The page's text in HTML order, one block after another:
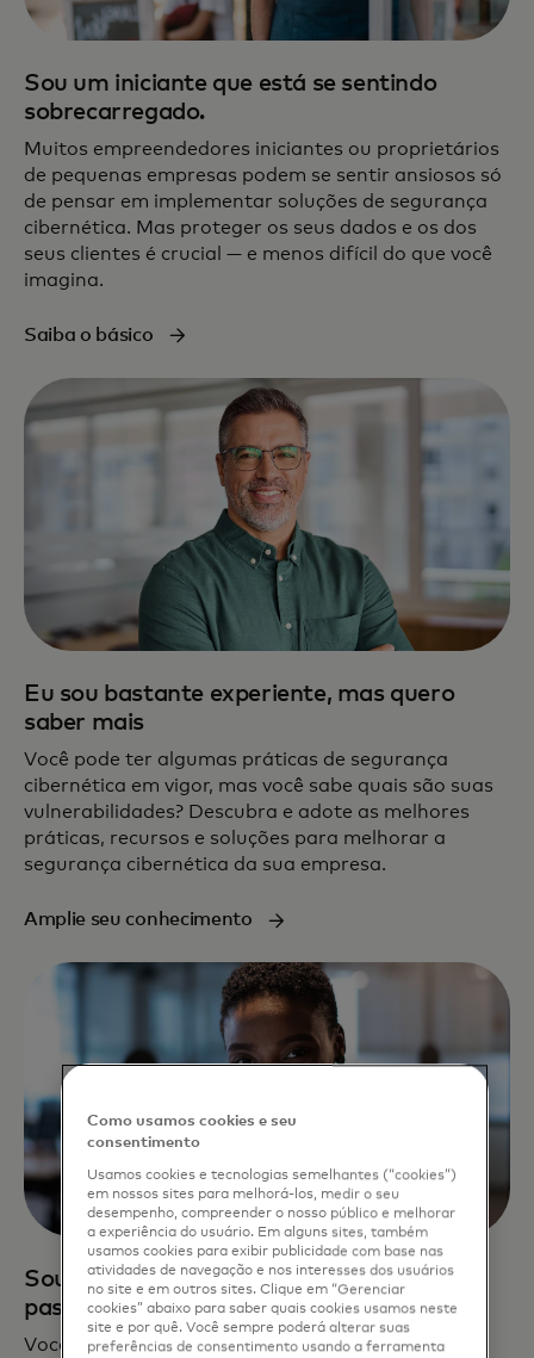
Sou um iniciante que está se sentindo
sobrecarregado.
Muitos empreendedores iniciantes ou proprietários
de pequenas empresas podem se sentir ansiosos só
de pensar em implementar soluções de segurança
cibernética. Mas proteger os seus dados e os dos
seus clientes é crucial — e menos difícil do que você
imagina.
Saiba o básico
Eu sou bastante experiente, mas quero
saber mais
Você pode ter algumas práticas de segurança
cibernética em vigor, mas você sabe quais são suas
vulnerabilidades? Descubra e adote as melhores
práticas, recursos e soluções para melhorar a
segurança cibernética da sua empresa.
Amplie seu conhecimento
Sou um especialista procurando ficar um
passo à frente
Você estabeleceu as melhores práticas de
Como usamos cookies e seu
consentimento
Usamos cookies e tecnologias semelhantes (“cookies”)
em nossos sites para melhorá-los, medir o seu
desempenho, compreender o nosso público e melhorar
a experiência do usuário. Em alguns sites, também
usamos cookies para exibir publicidade com base nas
atividades de navegação e nos interesses dos usuários
no site e em outros sites. Clique em “Gerenciar
cookies” abaixo para saber quais cookies usamos neste
site e por quê. Você sempre poderá alterar suas
preferências de consentimento usando a ferramenta